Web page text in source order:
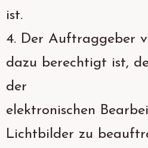
ist.
4. Der Auftraggeber
dazu berechtigt ist,
der
elektronischen
Lichtbilder zu